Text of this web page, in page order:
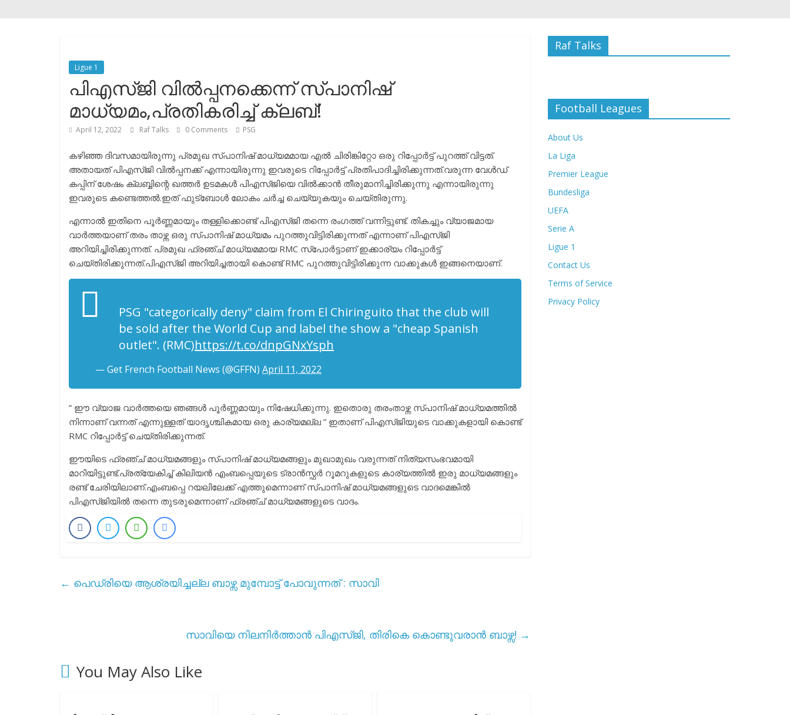
Ligue 1
പിഎസ്ജി വിൽപ്പനക്കെന്ന് സ്പാനിഷ്
മാധ്യമം,പ്രതികരിച്ച് ക്ലബ്!
April 12, 2022 Raf Talks 0 Comments PSG
കഴിഞ്ഞ ദിവസമായിരുന്നു പ്രമുഖ സ്പാനിഷ് മാധ്യമമായ എൽ ചിരിങ്കിറ്റോ ഒരു റിപ്പോർട്ട് പുറത്ത് വിട്ടത്.
അതായത് പിഎസ്ജി വിൽപ്പനക്ക് എന്നായിരുന്നു ഇവരുടെ റിപ്പോർട്ട് പ്രതിപാദിച്ചിരിക്കുന്നത്.വരുന്ന വേൾഡ്
കപ്പിന് ശേഷം ക്ലബ്ബിന്റെ ഖത്തർ ഉടമകൾ പിഎസ്ജിയെ വിൽക്കാൻ തീരുമാനിച്ചിരിക്കുന്നു എന്നായിരുന്നു
ഇവരുടെ കണ്ടെത്തൽ.ഇത് ഫുട്ബോൾ ലോകം ചർച്ച ചെയ്യുകയും ചെയ്തിരുന്നു.
എന്നാൽ ഇതിനെ പൂർണ്ണമായും തള്ളിക്കൊണ്ട് പിഎസ്ജി തന്നെ രംഗത്ത് വന്നിട്ടുണ്ട്. തികച്ചും വ്യാജമായ
വാർത്തയാണ് തരം താഴ്ന്ന ഒരു സ്പാനിഷ് മാധ്യമം പുറത്തുവിട്ടിരിക്കുന്നത് എന്നാണ് പിഎസ്ജി
അറിയിച്ചിരിക്കുന്നത്. പ്രമുഖ ഫ്രഞ്ച് മാധ്യമമായ RMC സ്പോർട്ടാണ് ഇക്കാര്യം റിപ്പോർട്ട്
ചെയ്തിരിക്കുന്നത്.പിഎസ്ജി അറിയിച്ചതായി കൊണ്ട് RMC പുറത്തുവിട്ടിരിക്കുന്ന വാക്കുകൾ ഇങ്ങനെയാണ്.
PSG "categorically deny" claim from El Chiringuito that the club will
be sold after the World Cup and label the show a "cheap Spanish
outlet". (RMC)https://t.co/dnpGNxYsph
— Get French Football News (@GFFN) April 11, 2022
” ഈ വ്യാജ വാർത്തയെ ഞങ്ങൾ പൂർണ്ണമായും നിഷേധിക്കുന്നു. ഇതൊരു തരംതാഴ്ന്ന സ്പാനിഷ് മാധ്യമത്തിൽ
നിന്നാണ് വന്നത് എന്നുള്ളത് യാദൃശ്ചികമായ ഒരു കാര്യമല്ല ” ഇതാണ് പിഎസ്ജിയുടെ വാക്കുകളായി കൊണ്ട്
RMC റിപ്പോർട്ട്‌ ചെയ്തിരിക്കുന്നത്.
ഈയിടെ ഫ്രഞ്ച് മാധ്യമങ്ങളും സ്പാനിഷ് മാധ്യമങ്ങളും മുഖാമുഖം വരുന്നത് നിത്യസംഭവമായി
മാറിയിട്ടുണ്ട്.പ്രത്യേകിച്ച് കിലിയൻ എംബപ്പെയുടെ ട്രാൻസ്ഫർ റൂമറുകളുടെ കാര്യത്തിൽ ഇരു മാധ്യമങ്ങളും
രണ്ട് ചേരിയിലാണ്.എംബപ്പെ റയലിലേക്ക് എത്തുമെന്നാണ് സ്പാനിഷ് മാധ്യമങ്ങളുടെ വാദമെങ്കിൽ
പിഎസ്ജിയിൽ തന്നെ തുടരുമെന്നാണ് ഫ്രഞ്ച് മാധ്യമങ്ങളുടെ വാദം.
← പെഡ്രിയെ ആശ്രയിച്ചല്ല ബാഴ്സ മുമ്പോട്ട് പോവുന്നത് : സാവി
സാവിയെ നിലനിർത്താൻ പിഎസ്ജി, തിരികെ കൊണ്ടുവരാൻ ബാഴ്സ! →
You May Also Like
Raf Talks
Football Leagues
About Us
La Liga
Premier League
Bundesliga
UEFA
Serie A
Ligue 1
Contact Us
Terms of Service
Privacy Policy